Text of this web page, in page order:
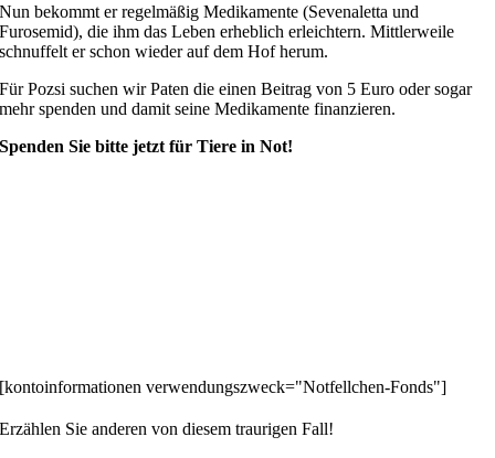
Nun bekommt er regelmäßig Medikamente (Sevenaletta und
Furosemid), die ihm das Leben erheblich erleichtern. Mittlerweile
schnuffelt er schon wieder auf dem Hof herum.
Für Pozsi suchen wir Paten die einen Beitrag von 5 Euro oder sogar
mehr spenden und damit seine Medikamente finanzieren.
Spenden Sie bitte jetzt für Tiere in Not!
[kontoinformationen verwendungszweck="Notfellchen-Fonds"]
Erzählen Sie anderen von diesem traurigen Fall!